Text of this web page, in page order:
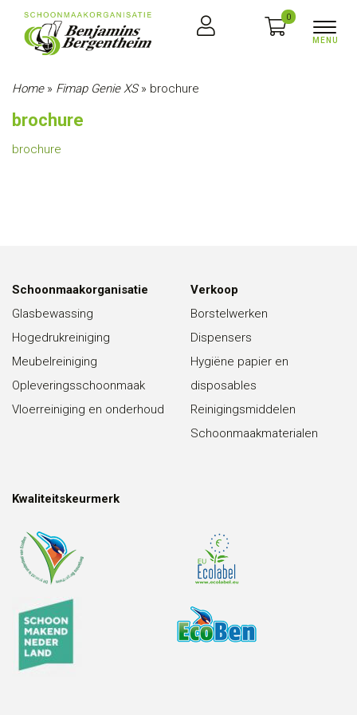
0
Home» Fimap Genie XS» brochure
brochure
brochure
Schoonmaakorganisatie
Glasbewassing
Hogedrukreiniging
Meubelreiniging
Opleveringsschoonmaak
Vloerreiniging en onderhoud
Verkoop
Borstelwerken
Dispensers
Hygiëne papier en
disposables
Reinigingsmiddelen
Schoonmaakmaterialen
Kwaliteitskeurmerk